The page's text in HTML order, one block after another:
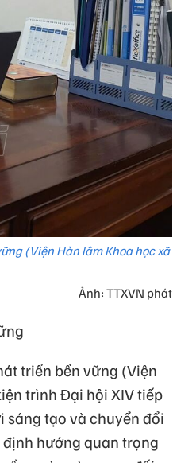
(Viện Hàn lâm Khoa học xã
Ảnh: TTXVN phát
triển bền vững (Viện
trình Đại hội XIV tiếp
sáng tạo và chuyển đổi
hướng quan trọng